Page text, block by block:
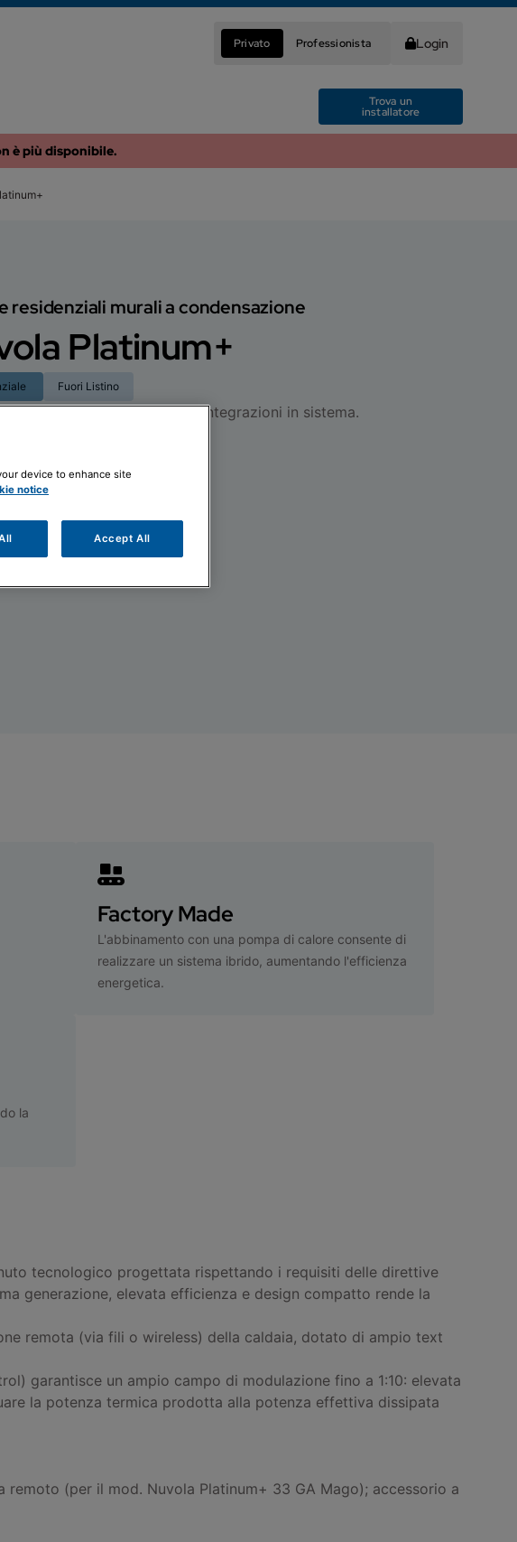
Privato Professionista Login
Trova un
installatore
è più disponibile.
residenziali murali a condensazione
Platinum+
Fuori Listino
con accumulo per integrazioni in sistema.
Factory Made
L'abbinamento con una pompa di calore consente di
realizzare un sistema ibrido, aumentando l'efficienza
energetica.
la
tecnologico progettata rispettando i requisiti delle direttive
generazione, elevata efficienza e design compatto rende la
remota (via fili o wireless) della caldaia, dotato di ampio text
garantisce un ampio campo di modulazione fino a 1:10: elevata
la potenza termica prodotta alla potenza effettiva dissipata
(per il mod. Nuvola Platinum+ 33 GA Mago); accessorio a
device to enhance site
notice
Accept All